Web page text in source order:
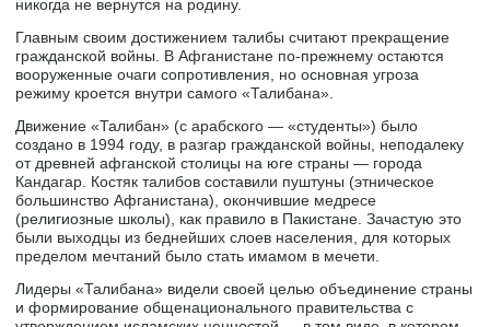
никогда не вернутся на родину.
Главным своим достижением талибы считают прекращение
гражданской войны. В Афганистане по-прежнему остаются
вооруженные очаги сопротивления, но основная угроза
режиму кроется внутри самого «Талибана».
Движение «Талибан» (с арабского — «студенты») было
создано в 1994 году, в разгар гражданской войны, неподалеку
от древней афганской столицы на юге страны — города
Кандагар. Костяк талибов составили пуштуны (этническое
большинство Афганистана), окончившие медресе
(религиозные школы), как правило в Пакистане. Зачастую это
были выходцы из беднейших слоев населения, для которых
пределом мечтаний было стать имамом в мечети.
Лидеры «Талибана» видели своей целью объединение страны
и формирование общенационального правительства с